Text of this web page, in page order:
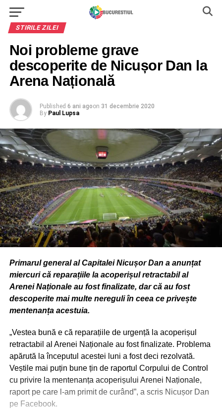
STIRILE ZILEI
Noi probleme grave
descoperite de Nicușor Dan la
Arena Națională
Published 6 ani agoon 31 decembrie 2020
By Paul Lupsa
Primarul general al Capitalei Nicușor Dan a anunțat
miercuri că reparațiile la acoperișul retractabil al
Arenei Naționale au fost finalizate, dar că au fost
descoperite mai multe nereguli în ceea ce privește
mentenanța acestuia.
„Vestea bună e că reparațiile de urgență la acoperișul
retractabil al Arenei Naționale au fost finalizate. Problema
apărută la începutul acestei luni a fost deci rezolvată.
Veștile mai puțin bune țin de raportul Corpului de Control
cu privire la mentenanța acoperișului Arenei Naționale,
raport pe care l-am primit de curând”, a scris Nicușor Dan
pe Facebook.